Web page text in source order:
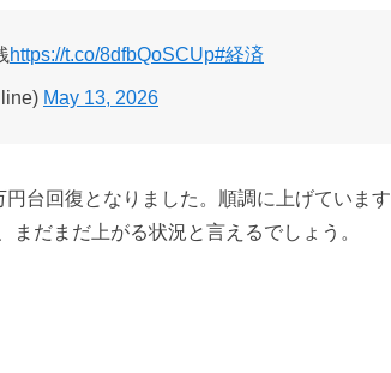
https://t.co/8dfbQoSCUp#経済
May 13, 2026
台回復となりました。順調に上げています
だまだ上がる状況と言えるでしょう。